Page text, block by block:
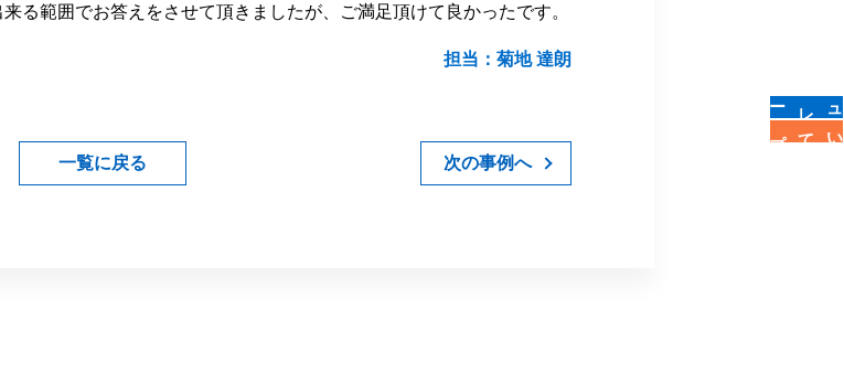
る範囲でお答えをさせて頂きましたが、ご満足頂けて良かったです。
担当：菊地 達朗
一覧に戻る 次の事例へ